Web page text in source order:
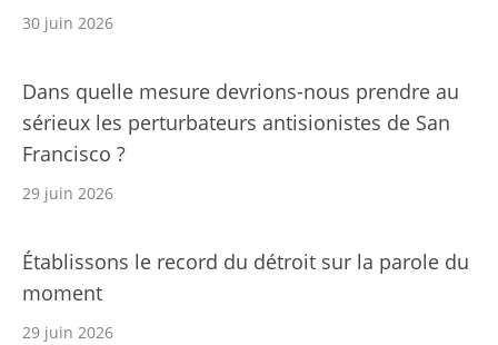
30 juin 2026
Dans quelle mesure devrions-nous prendre au
sérieux les perturbateurs antisionistes de San
Francisco ?
29 juin 2026
Établissons le record du détroit sur la parole du
moment
29 juin 2026